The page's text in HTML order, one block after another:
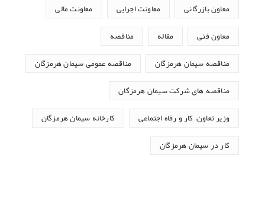
معاون بازرگانی معاونت اجرایی معاونت مالی
معاون فنی مقاله مناقصه
مناقصه سیمان هرمزگان مناقصه عمومی سیمان هرمزگان
مناقصه های شرکت سیمان هرمزگان
وزیر تعاون، کار و رفاه اجتماعی کارخانه سیمان هرمزگان
کار در سیمان هرمزگان